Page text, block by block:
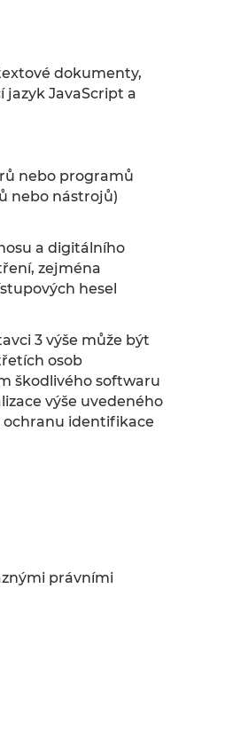
dokumenty,
JavaScript a
nebo programů
nebo nástrojů)
a digitálního
zejména
hesel
3 výše může být
osob
škodlivého softwaru
výše uvedeného
identifikace
právními